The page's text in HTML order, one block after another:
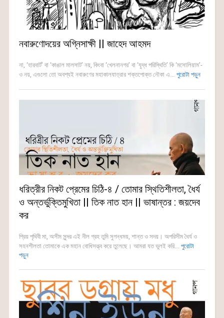
নবারুণোদয়ের অগ্নিসাক্ষী || জাহেদ আহমদ
না, ‘হারবার্ট’ বা ‘কাঙাল মালসাট’ নয়, কিংবা ‘খেলনানগর’ বা ‘যুদ্ধ পরিস্থিতি’ কি ‘মসোলিয়াম’-
ও নয়, এগুলো তো অবশ্যই নবারুণের মহাকালযাত্রার শক্তপোক্ত নৌকা এ... পুরোটা পড়ুন
ধরিত্রীর নিকট প্রেমের চিঠি-৪ / তোমার স্থিতিশীলতা, ধৈর্য
ও অন্তর্ভুক্তিমুখিতা || তিক নাত হান || ভাষান্তর : জয়দেব
কর
প্রিয় পৃথিবী মা, অসীম সুন্দর এই নীল গ্রহ তুমি সুগন্ধময়, শান্ত ও সদয়। অপরিসীম ধৈর্য ও
সহনশীলতা তোমাকে এক মহান বোধিসত্ত্ব করে তুলেছে। আমরা যত ভুলই করি... পুরোটা
পড়ুন